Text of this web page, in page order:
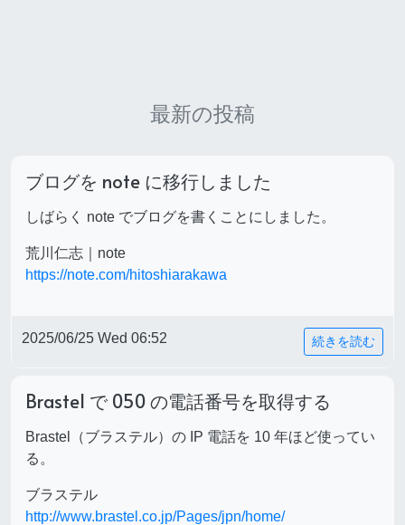
最新の投稿
ブログを note に移行しました
しばらく note でブログを書くことにしました。
荒川仁志｜note
https://note.com/hitoshiarakawa
2025/06/25 Wed 06:52 続きを読む
Brastel で 050 の電話番号を取得する
Brastel（ブラステル）の IP 電話を 10 年ほど使ってい
る。
ブラステル
http://www.brastel.co.jp/Pages/jpn/home/